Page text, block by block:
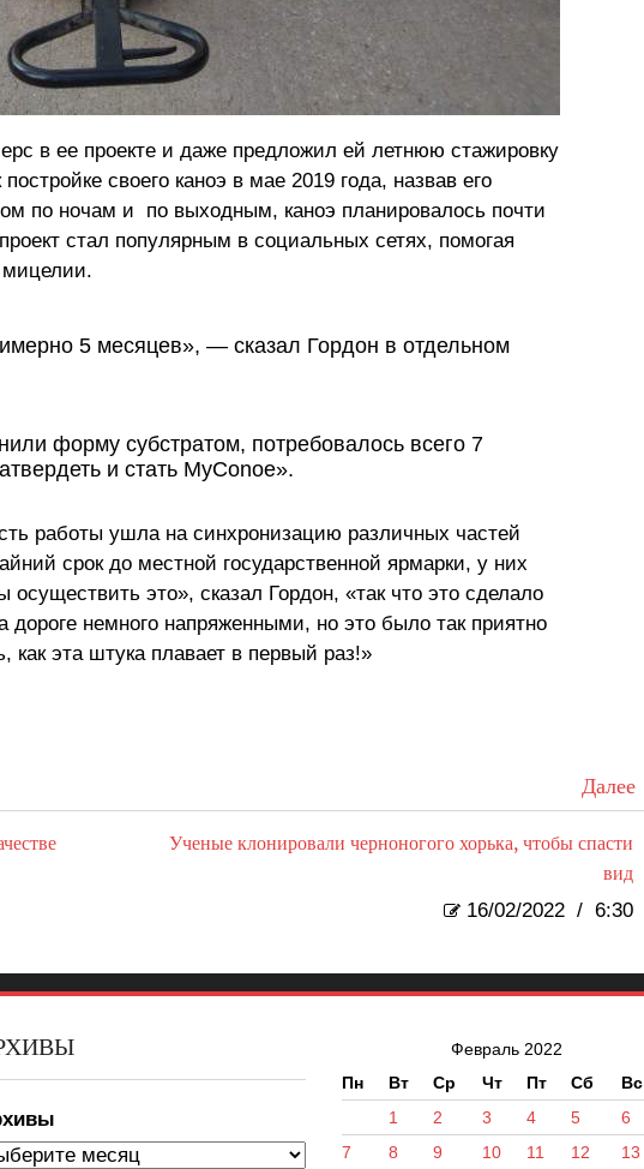
в ее проекте и даже предложил ей летнюю стажировку
своего каноэ в мае 2019 года, назвав его
по ночам и по выходным, каноэ планировалось почти
стал популярным в социальных сетях, помогая
мицелии.
5 месяцев», — сказал Гордон в отдельном
форму субстратом, потребовалось всего 7
и стать MyConoe».
работы ушла на синхронизацию различных частей
срок до местной государственной ярмарки, у них
это», сказал Гордон, «так что это сделало
дороге немного напряженными, но это было так приятно
как эта штука плавает в первый раз!»
Далее
Ученые клонировали черноногого хорька, чтобы спасти
вид
16/02/2022 / 6:30
Февраль 2022
Пн
Вт Ср Чт Пт Сб
Вс
1
2 3 4 5
6
7
8 9 10 11 12 13